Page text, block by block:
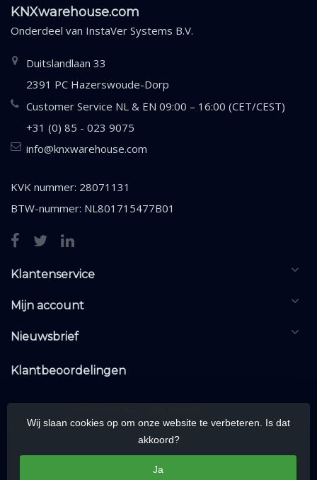
KNXwarehouse.com
Onderdeel van InstaVer Systems B.V.
Duitslandlaan 33
2391 PC Hazerswoude-Dorp
Customer Service NL & EN 09:00 – 16:00 (CET/CEST)
+31 (0) 85 - 023 9075
info@knxwarehouse.com
KVK nummer: 28071131
BTW-nummer: NL801715477B01
Klantenservice
Mijn account
Nieuwsbrief
Klantbeoordelingen
Wij slaan cookies op om onze website te verbeteren. Is dat
akkoord?
Ja